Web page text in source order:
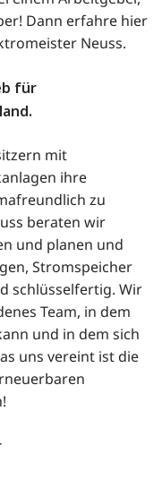
Dann erfahre hier
Neuss.
für
mit
ihre
zu
beraten wir
und planen und
Stromspeicher
schlüsselfertig. Wir
Team, in dem
und in dem sich
uns vereint ist die